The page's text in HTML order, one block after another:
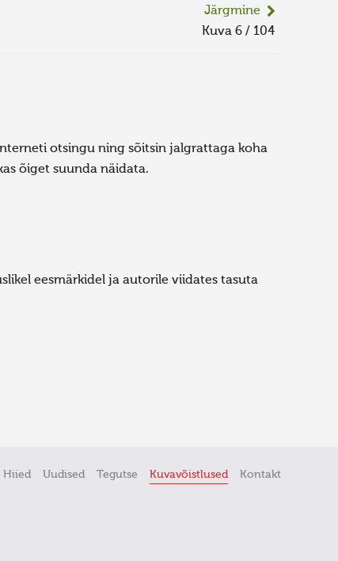
Järgmine
Kuva 6 / 104
otsingu ning sõitsin jalgrattaga koha
õiget suunda näidata.
eesmärkidel ja autorile viidates tasuta
Hiied Uudised Tegutse Kuvavõistlused Kontakt